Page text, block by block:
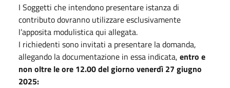
I Soggetti che intendono presentare istanza di
contributo dovranno utilizzare esclusivamente
l’apposita modulistica qui allegata.
I richiedenti sono invitati a presentare la domanda,
allegando la documentazione in essa indicata, entro e
non oltre le ore 12.00 del giorno venerdì 27 giugno
2025: